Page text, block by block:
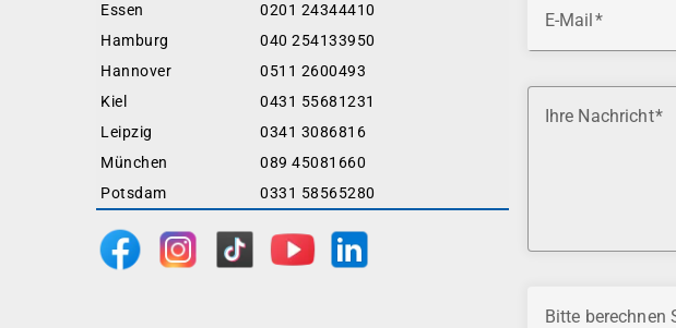
Essen
0201 24344410
Hamburg
040 254133950
Hannover
0511 2600493
Kiel
0431 55681231
Leipzig
0341 3086816
München
089 45081660
Potsdam
0331 58565280
E-Mail
Ihre Nachricht
Bitte berechnen